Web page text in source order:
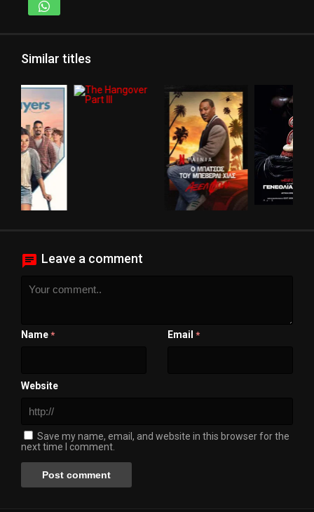
Similar titles
Leave a comment
Name * Email *
Website
Save my name, email, and website in this browser for the
next time I comment.